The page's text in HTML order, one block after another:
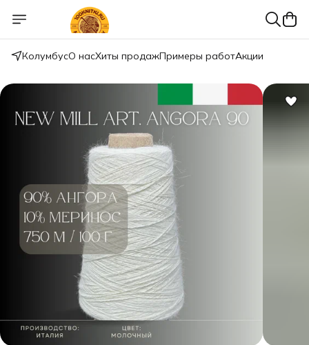
КолумбусО насХиты продажПримеры работАкции